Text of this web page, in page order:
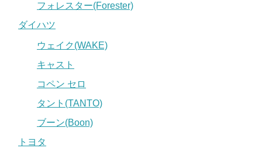
フォレスター(Forester)
ダイハツ
ウェイク(WAKE)
キャスト
コペン セロ
タント(TANTO)
ブーン(Boon)
トヨタ